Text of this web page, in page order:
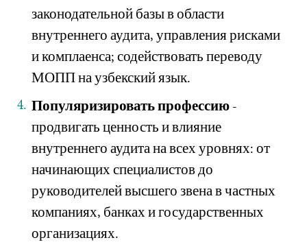
законодательной базы в области
внутреннего аудита, управления рисками
и комплаенса; содействовать переводу
МОПП на узбекский язык.
Популяризировать профессию-
продвигать ценность и влияние
внутреннего аудита на всех уровнях: от
начинающих специалистов до
руководителей высшего звена в частных
компаниях, банках и государственных
организациях.